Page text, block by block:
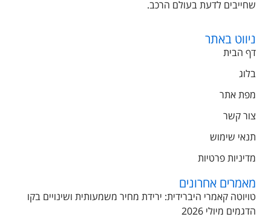
שחייבים לדעת בעולם הרכב.
ניווט באתר
דף הבית
בלוג
מפת אתר
צור קשר
תנאי שימוש
מדיניות פרטיות
מאמרים אחרונים
טויוטה קאמרי היברידית: ירידת מחיר משמעותית ושינויים בקו
הדגמים מיולי 2026